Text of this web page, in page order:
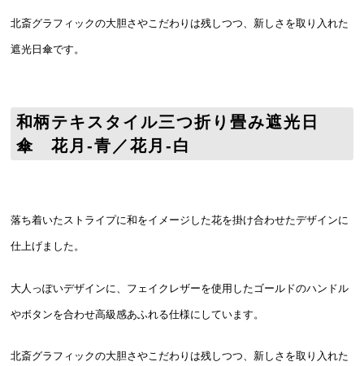
北斎グラフィックの大胆さやこだわりは残しつつ、新しさを取り入れた
遮光日傘です。
和柄テキスタイル三つ折り畳み遮光日
傘 花月-青／花月-白
落ち着いたストライプに和をイメージした花を掛け合わせたデザインに
仕上げました。
大人っぽいデザインに、フェイクレザーを使用したゴールドのハンドル
やボタンを合わせ高級感あふれる仕様にしています。
北斎グラフィックの大胆さやこだわりは残しつつ、新しさを取り入れた